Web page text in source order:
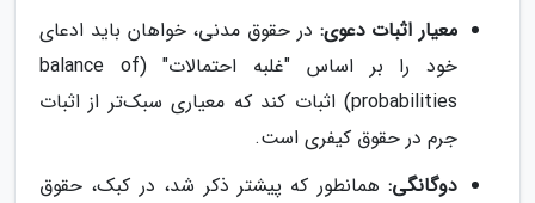
معیار اثبات دعوی: در حقوق مدنی، خواهان باید ادعای
خود را بر اساس "غلبه احتمالات" (balance of
probabilities) اثبات کند که معیاری سبک‌تر از اثبات
جرم در حقوق کیفری است.
دوگانگی: همانطور که پیشتر ذکر شد، در کبک، حقوق